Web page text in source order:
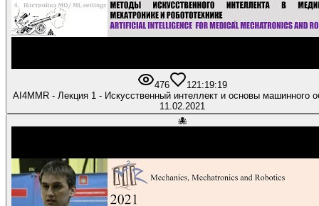
476 121:19:19
AI4MMR - Лекция 1 - Искусственный интеллект и основы машинного
11.02.2021
🐙